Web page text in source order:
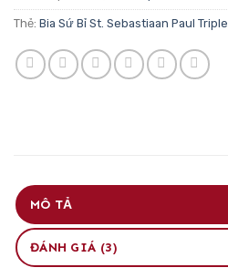
Thẻ: Bia Sứ Bỉ St. Sebastiaan Paul Triple
MÔ TẢ
ĐÁNH GIÁ (3)